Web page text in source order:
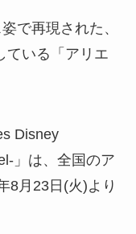
で再現された、
ている「アリエ
Disney
」は、全国のア
8月23日(火)より